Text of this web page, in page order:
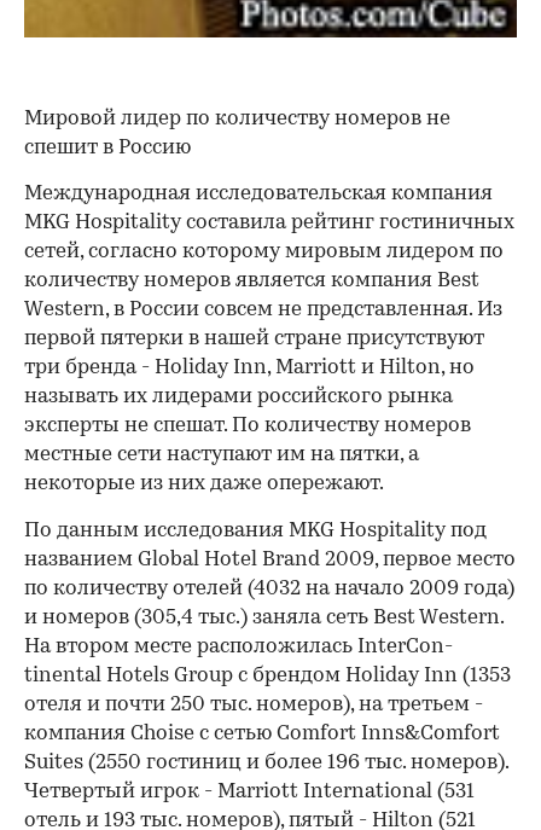
Мировой лидер по количеству номеров не
спешит в Россию
Международная исследовательская компания
MKG Hospitality составила рейтинг гостиничных
сетей, согласно которому мировым лидером по
количеству номеров является компания Best
Western, в России совсем не представленная. Из
первой пятерки в нашей стране присут­ствуют
три бренда - Holiday Inn, Marriott и Hilton, но
называть их лидерами российского рынка
эксперты не спешат. По количеству номеров
местные сети наступают им на пятки, а
некоторые из них даже опережают.
По данным исследования MKG Hospitality под
названием Global Hotel Brand 2009, первое место
по количеству отелей (4032 на начало 2009 года)
и номеров (305,4 тыс.) заняла сеть Best Western.
На втором месте расположилась Inter­Con­
tinental Hotels Group с брендом Holiday Inn (1353
отеля и почти 250 тыс. номеров), на третьем -
компания Choise с сетью Comfort Inns&Comfort
Suites (2550 гостиниц и более 196 тыс. номеров).
Четвертый игрок - Marriott International (531
отель и 193 тыс. номеров), пятый - Hilton (521